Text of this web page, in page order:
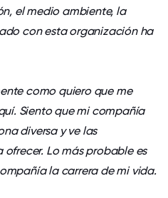
el medio ambiente, la
con esta organización ha
como quiero que me
Siento que mi compañía
diversa y ve las
Lo más probable es
la carrera de mi vida.